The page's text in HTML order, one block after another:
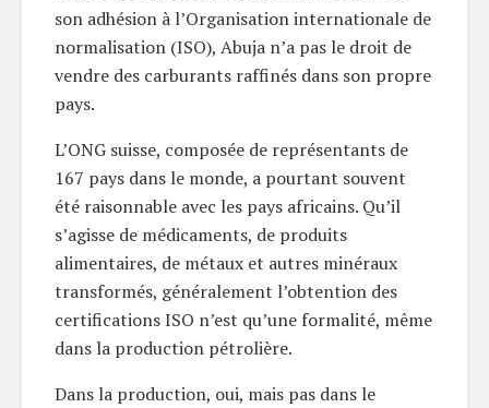
son adhésion à l’Organisation internationale de
normalisation (ISO), Abuja n’a pas le droit de
vendre des carburants raffinés dans son propre
pays.
L’ONG suisse, composée de représentants de
167 pays dans le monde, a pourtant souvent
été raisonnable avec les pays africains. Qu’il
s’agisse de médicaments, de produits
alimentaires, de métaux et autres minéraux
transformés, généralement l’obtention des
certifications ISO n’est qu’une formalité, même
dans la production pétrolière.
Dans la production, oui, mais pas dans le